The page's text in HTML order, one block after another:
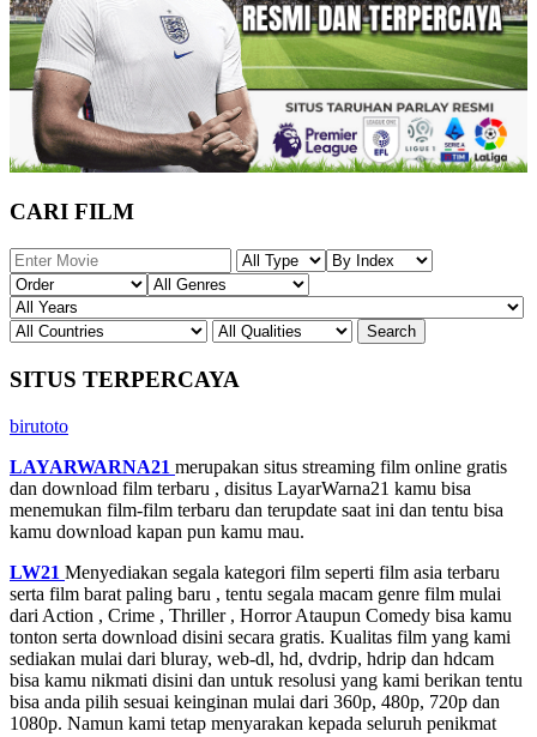
CARI FILM
SITUS TERPERCAYA
birutoto
LAYARWARNA21 merupakan situs streaming film online gratis
dan download film terbaru , disitus LayarWarna21 kamu bisa
menemukan film-film terbaru dan terupdate saat ini dan tentu bisa
kamu download kapan pun kamu mau.
LW21 Menyediakan segala kategori film seperti film asia terbaru
serta film barat paling baru , tentu segala macam genre film mulai
dari Action , Crime , Thriller , Horror Ataupun Comedy bisa kamu
tonton serta download disini secara gratis. Kualitas film yang kami
sediakan mulai dari bluray, web-dl, hd, dvdrip, hdrip dan hdcam
bisa kamu nikmati disini dan untuk resolusi yang kami berikan tentu
bisa anda pilih sesuai keinginan mulai dari 360p, 480p, 720p dan
1080p. Namun kami tetap menyarakan kepada seluruh penikmat